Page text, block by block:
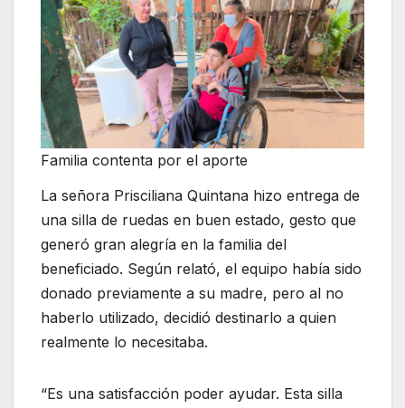
Familia contenta por el aporte
La señora Prisciliana Quintana hizo entrega de
una silla de ruedas en buen estado, gesto que
generó gran alegría en la familia del
beneficiado. Según relató, el equipo había sido
donado previamente a su madre, pero al no
haberlo utilizado, decidió destinarlo a quien
realmente lo necesitaba.
“Es una satisfacción poder ayudar. Esta silla